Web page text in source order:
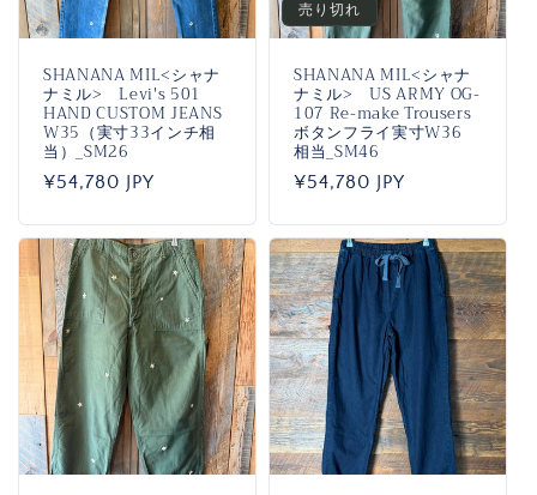
SHANANA MIL<シャナ
ナミル> Levi's 501
HAND CUSTOM JEANS
W35（実寸33インチ相
当）_SM26
通
価
格
¥54,780 JPY
売り切れ
SHANANA MIL<シャナ
ナミル> US ARMY OG-
107 Re-make Trousers
ボタンフライ実寸W36
相当_SM46
通
価
格
¥54,780 JPY